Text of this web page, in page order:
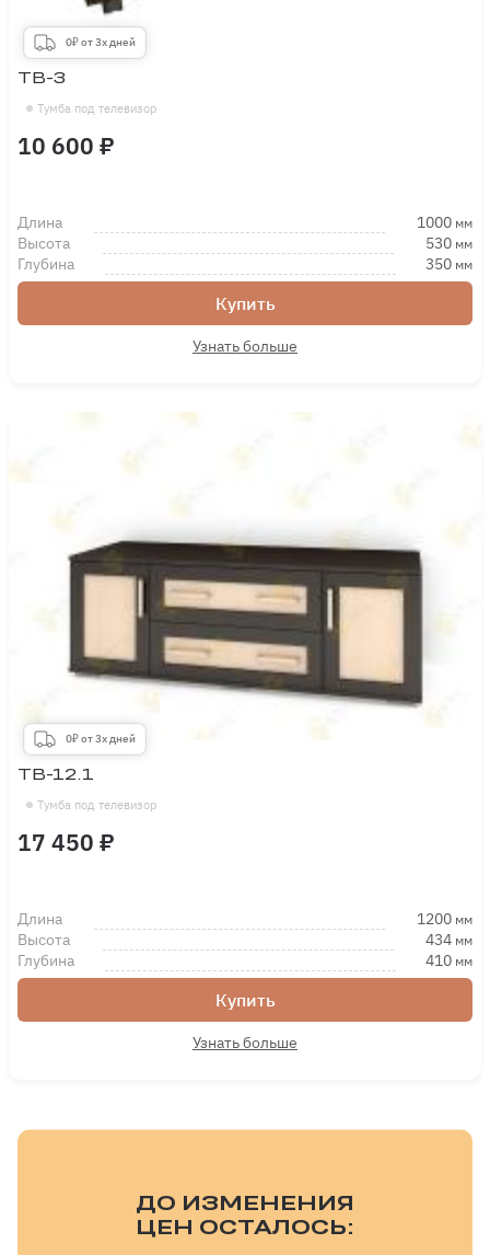
0₽ от 3х дней
Тумба под телевизор
ТВ-3
10 600 ₽
Длина 1000 мм
Высота 530 мм
Глубина 350 мм
Купить
Узнать больше
0₽ от 3х дней
Тумба под телевизор
ТВ-12.1
17 450 ₽
Длина 1200 мм
Высота 434 мм
Глубина 410 мм
Купить
Узнать больше
ДО ИЗМЕНЕНИЯ
ЦЕН ОСТАЛОСЬ: